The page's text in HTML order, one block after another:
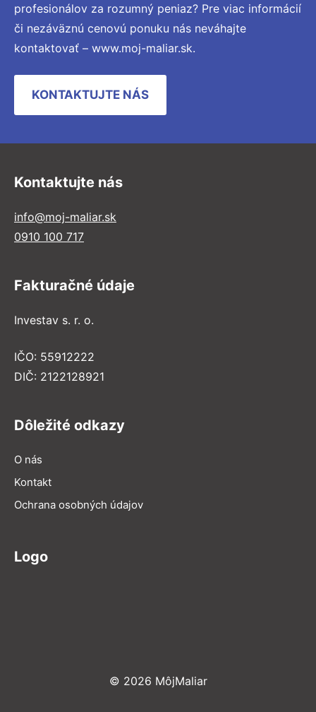
profesionálov za rozumný peniaz? Pre viac informácií
či nezáväznú cenovú ponuku nás neváhajte
kontaktovať – www.moj-maliar.sk.
KONTAKTUJTE NÁS
Kontaktujte nás
info@moj-maliar.sk
0910 100 717
Fakturačné údaje
Investav s. r. o.
IČO: 55912222
DIČ: 2122128921
Dôležité odkazy
O nás
Kontakt
Ochrana osobných údajov
Logo
© 2026 MôjMaliar